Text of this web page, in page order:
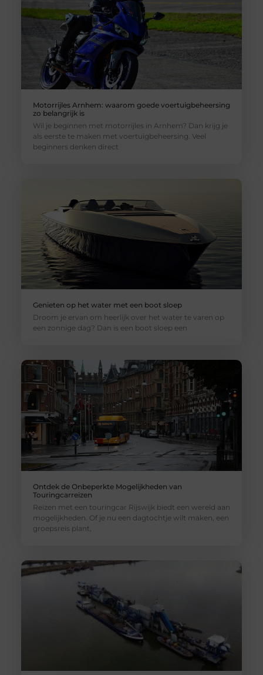
Motorrijles Arnhem: waarom goede voertuigbeheersing
zo belangrijk is
Wil je beginnen met motorrijles in Arnhem? Dan krijg je
als eerste te maken met voertuigbeheersing. Veel
beginners denken direct
Genieten op het water met een boot sloep
Droom je ervan om heerlijk over het water te varen op
een zonnige dag? Dan is een boot sloep een
Ontdek de Onbeperkte Mogelijkheden van
Touringcarreizen
Reizen met een touringcar Rijswijk biedt een wereld aan
mogelijkheden. Of je nu een dagtochtje wilt maken, een
groepsreis plant,